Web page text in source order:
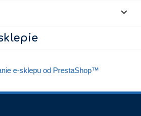

e-sklepu od PrestaShop™